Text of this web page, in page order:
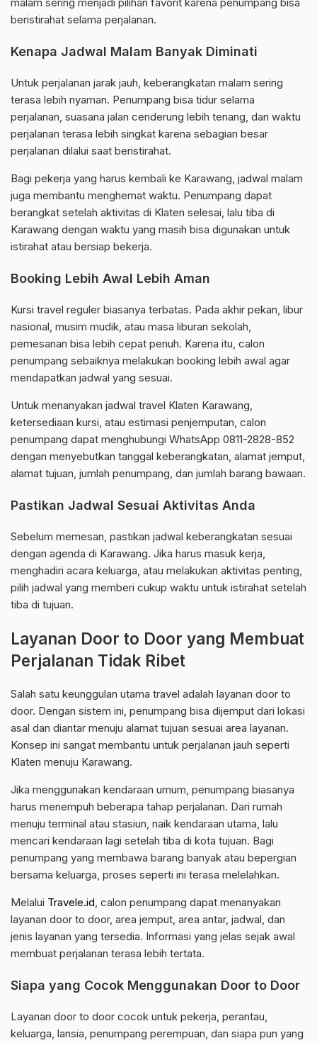
malam sering menjadi pilihan favorit karena penumpang bisa
beristirahat selama perjalanan.
Kenapa Jadwal Malam Banyak Diminati
Untuk perjalanan jarak jauh, keberangkatan malam sering
terasa lebih nyaman. Penumpang bisa tidur selama
perjalanan, suasana jalan cenderung lebih tenang, dan waktu
perjalanan terasa lebih singkat karena sebagian besar
perjalanan dilalui saat beristirahat.
Bagi pekerja yang harus kembali ke Karawang, jadwal malam
juga membantu menghemat waktu. Penumpang dapat
berangkat setelah aktivitas di Klaten selesai, lalu tiba di
Karawang dengan waktu yang masih bisa digunakan untuk
istirahat atau bersiap bekerja.
Booking Lebih Awal Lebih Aman
Kursi travel reguler biasanya terbatas. Pada akhir pekan, libur
nasional, musim mudik, atau masa liburan sekolah,
pemesanan bisa lebih cepat penuh. Karena itu, calon
penumpang sebaiknya melakukan booking lebih awal agar
mendapatkan jadwal yang sesuai.
Untuk menanyakan jadwal travel Klaten Karawang,
ketersediaan kursi, atau estimasi penjemputan, calon
penumpang dapat menghubungi WhatsApp 0811-2828-852
dengan menyebutkan tanggal keberangkatan, alamat jemput,
alamat tujuan, jumlah penumpang, dan jumlah barang bawaan.
Pastikan Jadwal Sesuai Aktivitas Anda
Sebelum memesan, pastikan jadwal keberangkatan sesuai
dengan agenda di Karawang. Jika harus masuk kerja,
menghadiri acara keluarga, atau melakukan aktivitas penting,
pilih jadwal yang memberi cukup waktu untuk istirahat setelah
tiba di tujuan.
Layanan Door to Door yang Membuat
Perjalanan Tidak Ribet
Salah satu keunggulan utama travel adalah layanan door to
door. Dengan sistem ini, penumpang bisa dijemput dari lokasi
asal dan diantar menuju alamat tujuan sesuai area layanan.
Konsep ini sangat membantu untuk perjalanan jauh seperti
Klaten menuju Karawang.
Jika menggunakan kendaraan umum, penumpang biasanya
harus menempuh beberapa tahap perjalanan. Dari rumah
menuju terminal atau stasiun, naik kendaraan utama, lalu
mencari kendaraan lagi setelah tiba di kota tujuan. Bagi
penumpang yang membawa barang banyak atau bepergian
bersama keluarga, proses seperti ini terasa melelahkan.
Melalui Travele.id, calon penumpang dapat menanyakan
layanan door to door, area jemput, area antar, jadwal, dan
jenis layanan yang tersedia. Informasi yang jelas sejak awal
membuat perjalanan terasa lebih tertata.
Siapa yang Cocok Menggunakan Door to Door
Layanan door to door cocok untuk pekerja, perantau,
keluarga, lansia, penumpang perempuan, dan siapa pun yang